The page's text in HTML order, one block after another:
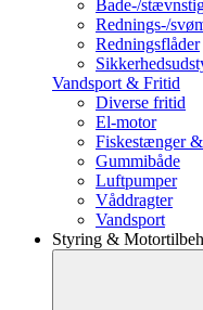
Bade-/
Rednings-/
Redningsflåder
Vandsport & Fritid
Diverse fritid
El-motor
Fiskestænger
Gummibåde
Luftpumper
Våddragter
Vandsport
Styring &